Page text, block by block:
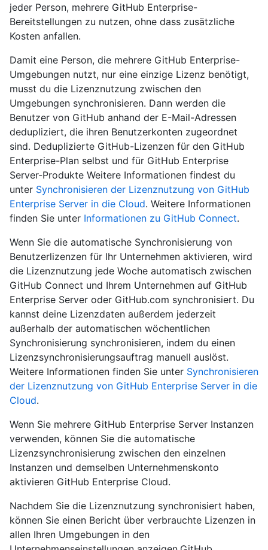
jeder Person, mehrere GitHub Enterprise-
Bereitstellungen zu nutzen, ohne dass zusätzliche
Kosten anfallen.
Damit eine Person, die mehrere GitHub Enterprise-
Umgebungen nutzt, nur eine einzige Lizenz benötigt,
musst du die Lizenznutzung zwischen den
Umgebungen synchronisieren. Dann werden die
Benutzer von GitHub anhand der E-Mail-Adressen
dedupliziert, die ihren Benutzerkonten zugeordnet
sind. Deduplizierte GitHub-Lizenzen für den GitHub
Enterprise-Plan selbst und für GitHub Enterprise
Server-Produkte Weitere Informationen findest du
unter Synchronisieren der Lizenznutzung von GitHub
Enterprise Server in die Cloud. Weitere Informationen
finden Sie unter Informationen zu GitHub Connect.
Wenn Sie die automatische Synchronisierung von
Benutzerlizenzen für Ihr Unternehmen aktivieren, wird
die Lizenznutzung jede Woche automatisch zwischen
GitHub Connect und Ihrem Unternehmen auf GitHub
Enterprise Server oder GitHub.com synchronisiert. Du
kannst deine Lizenzdaten außerdem jederzeit
außerhalb der automatischen wöchentlichen
Synchronisierung synchronisieren, indem du einen
Lizenzsynchronisierungsauftrag manuell auslöst.
Weitere Informationen finden Sie unter Synchronisieren
der Lizenznutzung von GitHub Enterprise Server in die
Cloud.
Wenn Sie mehrere GitHub Enterprise Server Instanzen
verwenden, können Sie die automatische
Lizenzsynchronisierung zwischen den einzelnen
Instanzen und demselben Unternehmenskonto
aktivieren GitHub Enterprise Cloud.
Nachdem Sie die Lizenznutzung synchronisiert haben,
können Sie einen Bericht über verbrauchte Lizenzen in
allen Ihren Umgebungen in den